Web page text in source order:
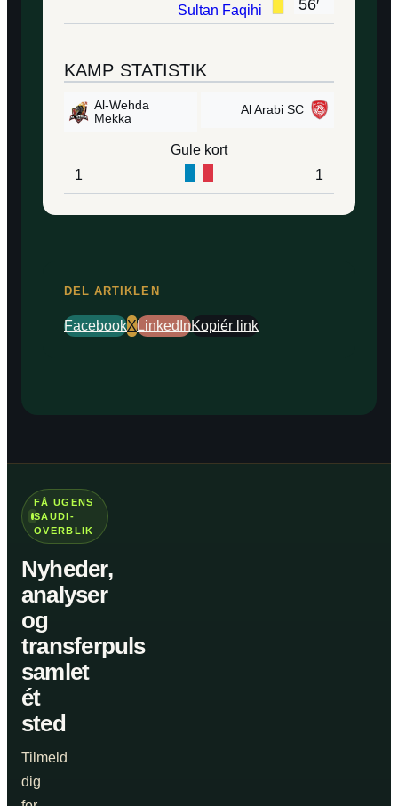
56′
Sultan Faqihi
KAMP STATISTIK
Al-Wehda
Mekka
Al Arabi SC
Gule kort
1
1
DEL ARTIKLEN
FacebookXLinkedInKopiér link
FÅ UGENS
SAUDI-
OVERBLIK
Nyheder,
analyser
og
transferpuls
samlet
ét
sted
Tilmeld
dig